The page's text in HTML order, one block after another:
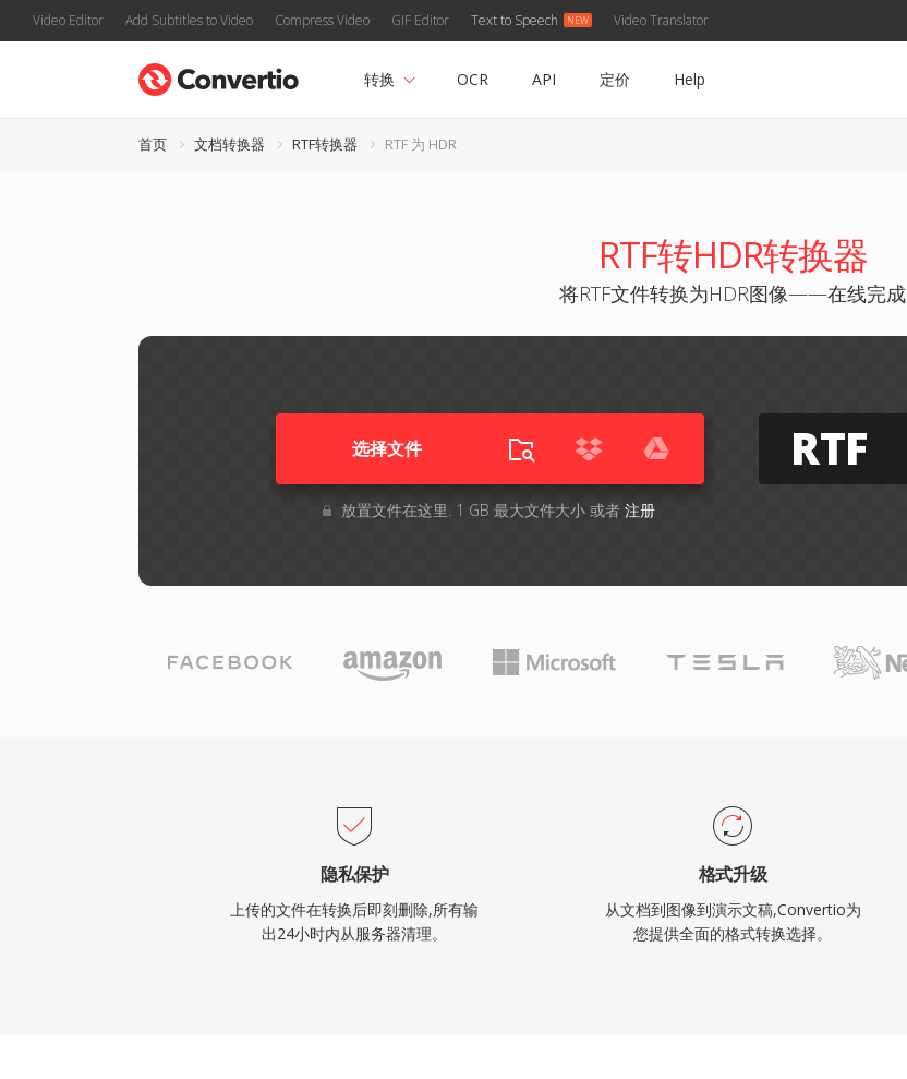
Video Editor Add Subtitles to Video Compress Video GIF Editor Text to Speech Video Translator
转换 OCR API 定价 Help
首页 文档转换器 RTF转换器 RTF 为 HDR
RTF转HDR转换器
将RTF文件转换为HDR图像——在线完成
选择文件
放置文件在这里. 1 GB 最大文件大小 或者 注册
RTF
隐私保护
上传的文件在转换后即刻删除,所有输
出24小时内从服务器清理。
格式升级
从文档到图像到演示文稿,Convertio为
您提供全面的格式转换选择。